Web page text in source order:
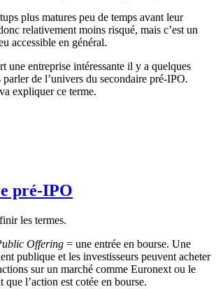
plus matures peu de temps avant leur
relativement moins risqué, mais c’est un
accessible en général.
une entreprise intéressante il y a quelques
de l’univers du secondaire pré-IPO.
expliquer ce terme.
pré-IPO
les termes.
Offering = une entrée en bourse. Une
publique et les investisseurs peuvent acheter
sur un marché comme Euronext ou le
que l’action est cotée en bourse.